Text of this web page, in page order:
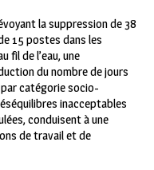
la suppression de 38
15 postes dans les
fil de l’eau, une
du nombre de jours
catégorie socio-
inacceptables
conduisent à une
de travail et de